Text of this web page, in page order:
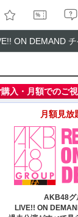
ON DEMAND チ
購入・月額でのご
月額見放
AKB48グ
LIVE!! ON